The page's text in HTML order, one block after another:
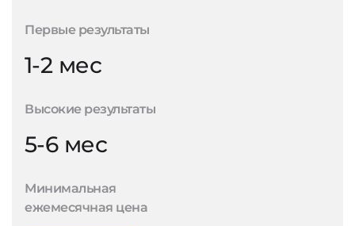
Первые результаты
1-2 мес
Высокие результаты
5-6 мес
Минимальная
ежемесячная цена